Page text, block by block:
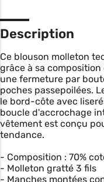
Description
Ce blouson molleton
grâce à sa
une fermeture par
poches passepoilées.
le bord-côte avec
boucle d'accrochage
vêtement est conçu
tendance.
- Composition : 70%
- Molleton gratté 3 fils
- Manches montées